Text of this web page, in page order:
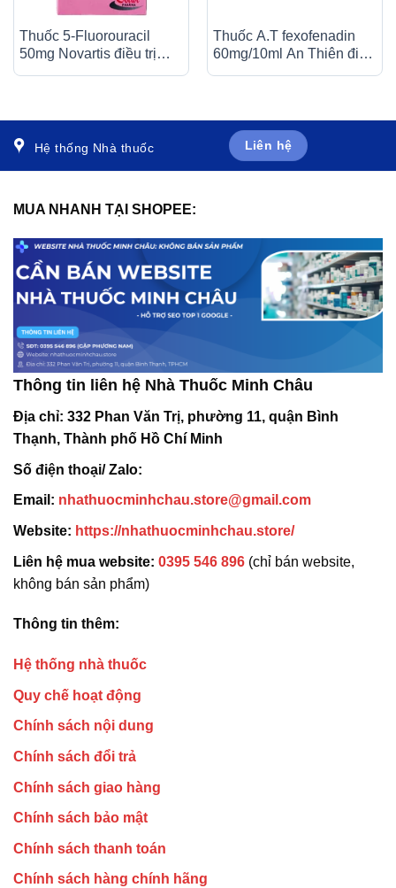
Thuốc 5-Fluorouracil
50mg Novartis điều trị
Thuốc A.T fexofenadin
60mg/10ml An Thiên điều
Hệ thống Nhà thuốc Liên hệ
MUA NHANH TẠI SHOPEE:
Thông tin liên hệ Nhà Thuốc Minh Châu
Địa chỉ: 332 Phan Văn Trị, phường 11, quận Bình
Thạnh, Thành phố Hồ Chí Minh
Số điện thoại/ Zalo:
Email: nhathuocminhchau.store@gmail.com
Website: https://nhathuocminhchau.store/
Liên hệ mua website: 0395 546 896 (chỉ bán website,
không bán sản phẩm)
Thông tin thêm:
Hệ thống nhà thuốc
Quy chế hoạt động
Chính sách nội dung
Chính sách đổi trả
Chính sách giao hàng
Chính sách bảo mật
Chính sách thanh toán
Chính sách hàng chính hãng